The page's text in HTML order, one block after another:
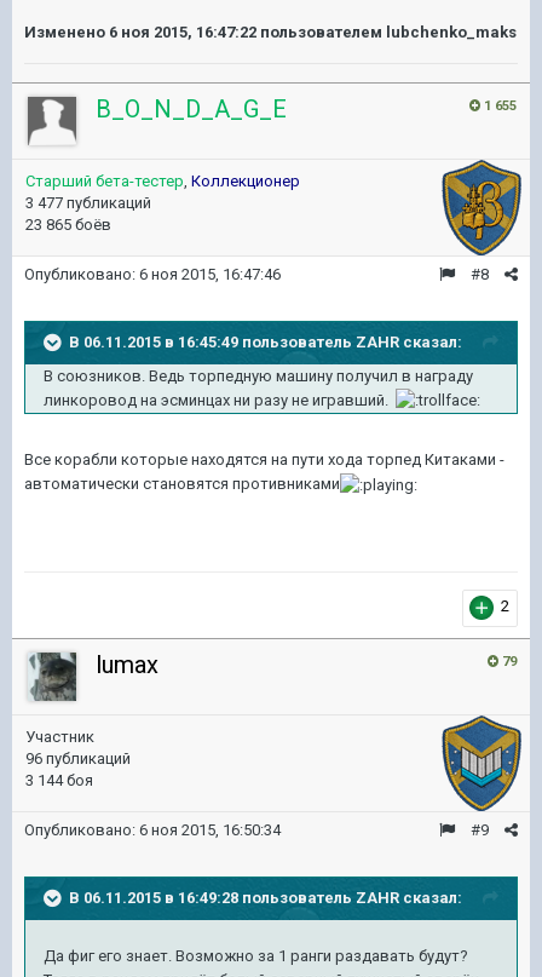
Изменено 6 ноя 2015, 16:47:22 пользователем lubchenko_maks
1 655
B_O_N_D_A_G_E
Старший бета-тестер Коллекционер
3 477 публикаций
23 865 боёв
#8
Опубликовано: 6 ноя 2015, 16:47:46
В 06.11.2015 в 16:45:49 пользователь ZAHR сказал:
В союзников. Ведь торпедную машину получил в награду
линкоровод на эсминцах ни разу не игравший.
Все корабли которые находятся на пути хода торпед Китаками -
автоматически становятся противниками
2
79
lumax
Участник
96 публикаций
3 144 боя
#9
Опубликовано: 6 ноя 2015, 16:50:34
В 06.11.2015 в 16:49:28 пользователь ZAHR сказал:
Да фиг его знает. Возможно за 1 ранги раздавать будут?